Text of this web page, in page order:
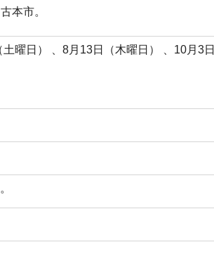
本市。
曜日） 、8月13日（木曜日） 、10月3日